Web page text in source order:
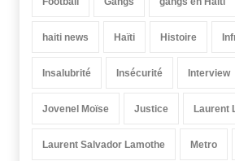
haiti news Haïti Histoire
Insalubrité Insécurité Interview
Jovenel Moïse Justice Laurent
Laurent Salvador Lamothe Metro